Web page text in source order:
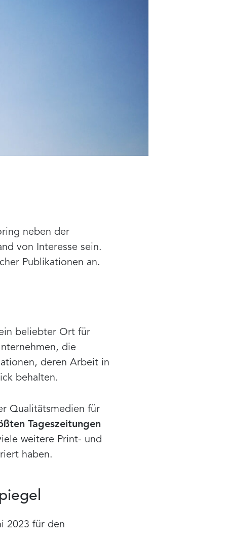
neben der
von Interesse sein.
Publikationen an.
beliebter Ort für
die
deren Arbeit in
behalten.
Qualitätsmedien für
Tageszeitungen
weitere Print- und
haben.
2023 für den